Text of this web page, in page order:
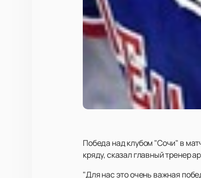
Победа над клубом "Сочи" в
кряду, сказал главный тренер
"Для нас это очень важная